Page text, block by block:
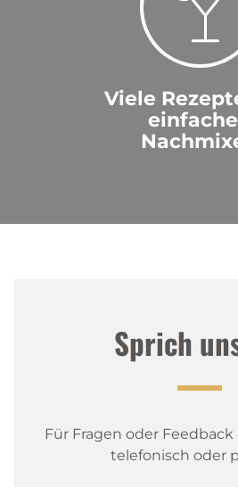
Viele
Sprich
Für Fragen oder
telefonisch oder